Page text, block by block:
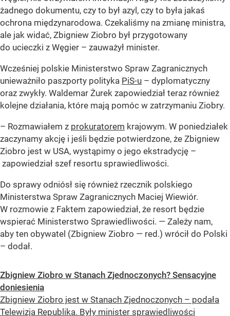
żadnego dokumentu, czy to był azyl, czy to była jakaś
ochrona międzynarodowa. Czekaliśmy na zmianę ministra,
ale jak widać, Zbigniew Ziobro był przygotowany
do ucieczki z Węgier – zauważył minister.
Wcześniej polskie Ministerstwo Spraw Zagranicznych
unieważniło paszporty polityka PiS-u – dyplomatyczny
oraz zwykły. Waldemar Żurek zapowiedział teraz również
kolejne działania, które mają pomóc w zatrzymaniu Ziobry.
– Rozmawiałem z prokuratorem krajowym. W poniedziałek
zaczynamy akcję i jeśli będzie potwierdzone, że Zbigniew
Ziobro jest w USA, wystąpimy o jego ekstradycję –
zapowiedział szef resortu sprawiedliwości.
Do sprawy odniósł się również rzecznik polskiego
Ministerstwa Spraw Zagranicznych Maciej Wiewiór.
W rozmowie z Faktem zapowiedział, że resort będzie
wspierać Ministerstwo Sprawiedliwości. — Zależy nam,
aby ten obywatel (Zbigniew Ziobro — red.) wrócił do Polski
– dodał.
Zbigniew Ziobro w Stanach Zjednoczonych? Sensacyjne
doniesienia
Zbigniew Ziobro jest w Stanach Zjednoczonych – podała
Telewizja Republika. Były minister sprawiedliwości